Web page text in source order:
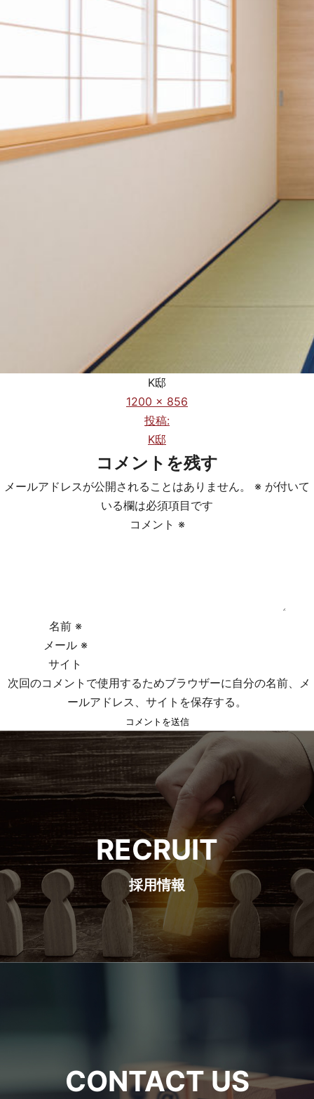
K邸
フ
イ
1200 × 856
ナ
投稿:
K邸
コメントを残す
メールアドレスが公開されることはありません。 ※ が付いて
いる欄は必須項目です
コメント ※
名前 ※
メール ※
サイト
次回のコメントで使用するためブラウザーに自分の名前、メ
ールアドレス、サイトを保存する。
RECRUIT
採用情報
CONTACT US